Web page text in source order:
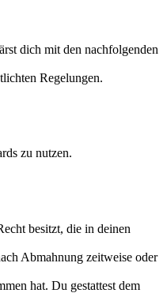
dich mit den nachfolgenden
Regelungen.
zu nutzen.
besitzt, die in deinen
Abmahnung zeitweise oder
hat. Du gestattest dem